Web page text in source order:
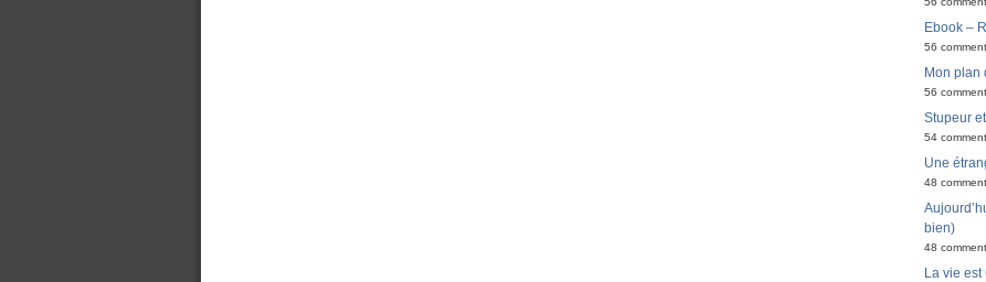
Ebook –
56
Mon plan
56
Stupeur
54
Une
48
bien)
48
La vie est